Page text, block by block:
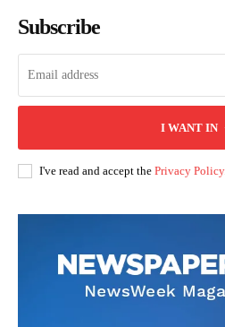
Subscribe
I WANT IN
I've read and accept the Privacy Policy.